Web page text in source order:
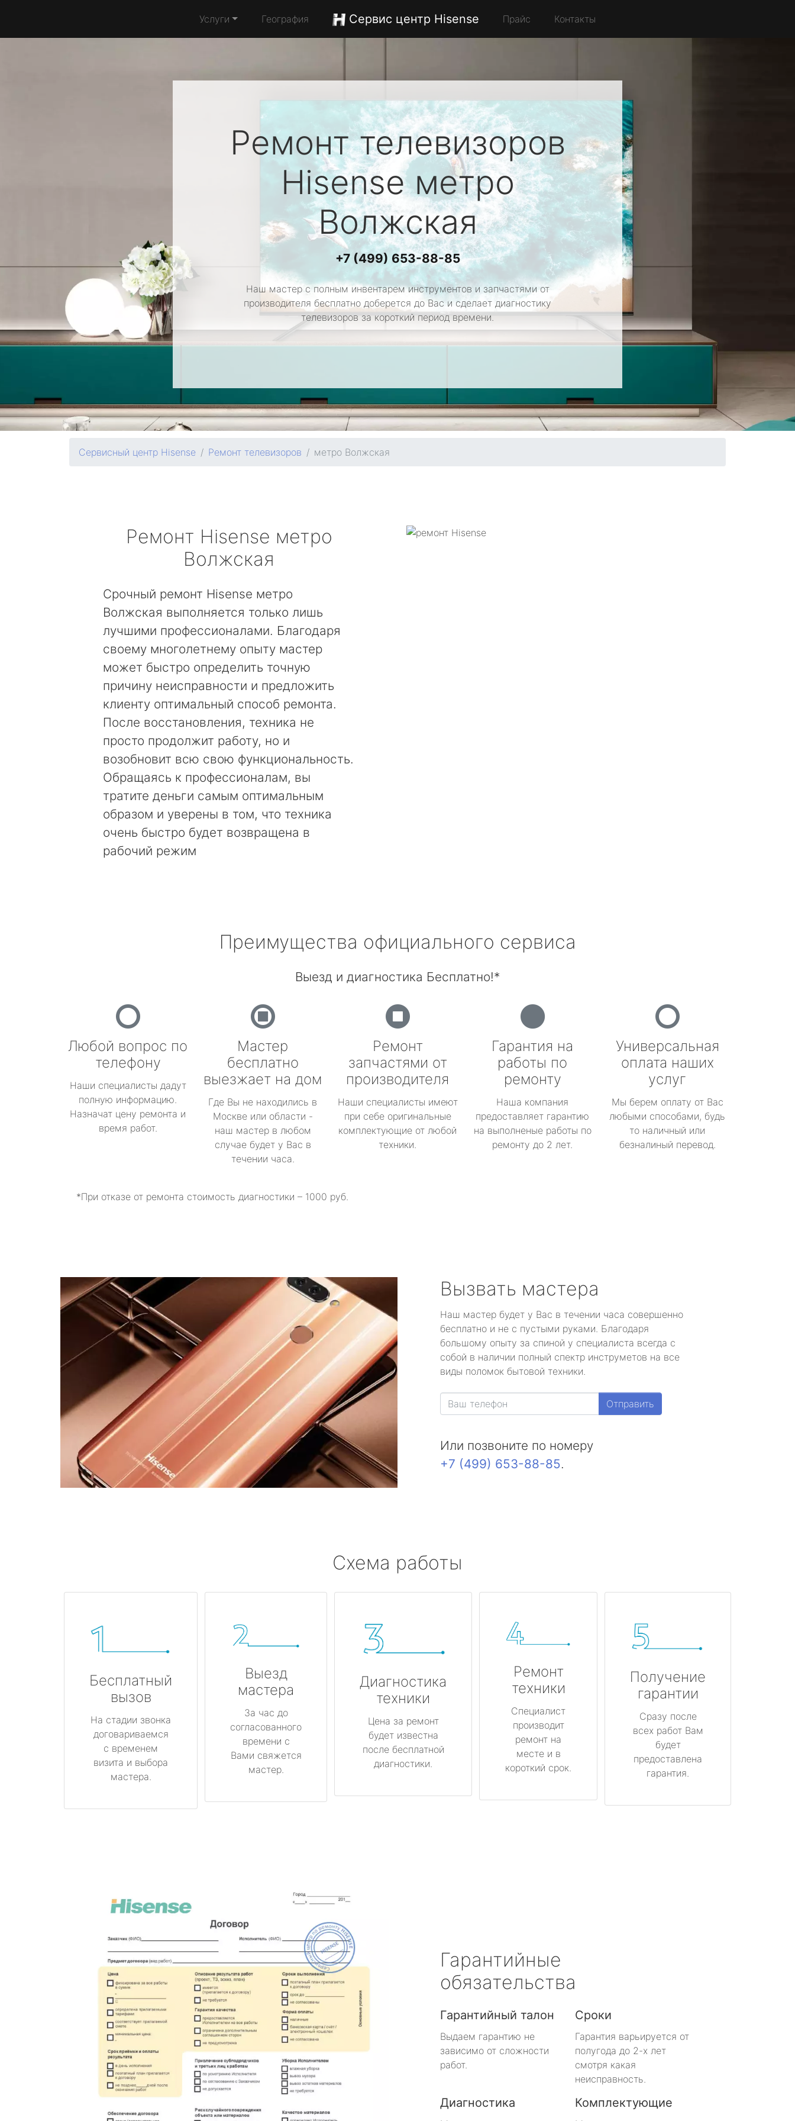
Услуги География Сервис центр Hisense Прайс Контакты
Ремонт телевизоров
Hisenseметро
Волжская
+7 (499) 653-88-85
Наш мастер с полным инвентарем инструментов и запчастями от
производителя бесплатно доберется до Вас и сделает диагностику
телевизоров за короткий период времени.
Сервисный центр Hisense Ремонт телевизоров метро Волжская
Ремонт Hisense метро
Волжская
Срочный ремонт Hisense метро
Волжская выполняется только лишь
лучшими профессионалами. Благодаря
своему многолетнему опыту мастер
может быстро определить точную
причину неисправности и предложить
клиенту оптимальный способ ремонта.
После восстановления, техника не
просто продолжит работу, но и
возобновит всю свою функциональность.
Обращаясь к профессионалам, вы
тратите деньги самым оптимальным
образом и уверены в том, что техника
очень быстро будет возвращена в
рабочий режим
Преимущества официального сервиса
Выезд и диагностика Бесплатно!*
Любой вопрос по
телефону
Наши специалисты дадут
полную информацию.
Назначат цену ремонта и
время работ.
Мастер
бесплатно
выезжает на дом
Где Вы не находились в
Москве или области -
наш мастер в любом
случае будет у Вас в
течении часа.
Ремонт
запчастями от
производителя
Наши специалисты имеют
при себе оригинальные
комплектующие от любой
техники.
Гарантия на
работы по
ремонту
Наша компания
предоставляет гарантию
на выполненые работы по
ремонту до 2 лет.
Универсальная
оплата наших
услуг
Мы берем оплату от Вас
любыми способами, будь
то наличный или
безналиный перевод.
*При отказе от ремонта стоимость диагностики – 1000 руб.
Вызвать мастера
Наш мастер будет у Вас в течении часа совершенно
бесплатно и не с пустыми руками. Благодаря
большому опыту за спиной у специалиста всегда с
собой в наличии полный спектр инструметов на все
виды поломок бытовой техники.
Отправить
Или позвоните по номеру
+7 (499) 653-88-85.
Схема работы
Бесплатный
вызов
На стадии звонка
договариваемся
с временем
визита и выбора
мастера.
Выезд
мастера
За час до
согласованного
времени с
Вами свяжется
мастер.
Диагностика
техники
Цена за ремонт
будет известна
после бесплатной
диагностики.
Ремонт
техники
Специалист
производит
ремонт на
месте и в
короткий срок.
Получение
гарантии
Сразу после
всех работ Вам
будет
предоставлена
гарантия.
Гарантийные
обязательства
Гарантийный талон
Выдаем гарантию не
зависимо от сложности
работ.
Сроки
Гарантия варьируется от
полугода до 2-х лет
смотря какая
неисправность.
Диагностика Комплектующие